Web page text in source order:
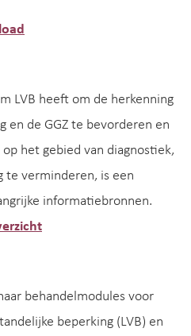
LVB heeft om de herkenning
en de GGZ te bevorderen en
het gebied van diagnostiek,
te verminderen, is een
informatiebronnen.
behandelmodules voor
beperking (LVB) en